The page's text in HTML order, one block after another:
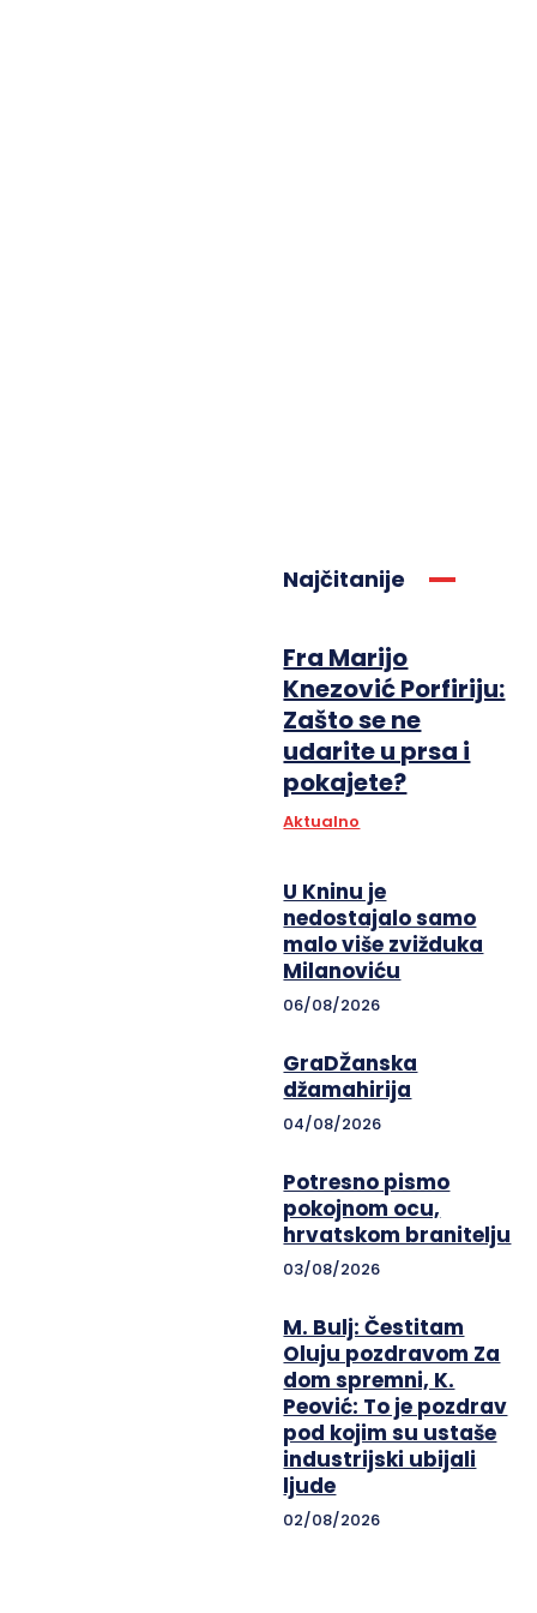
Najčitanije
Fra Marijo
Knezović Porfiriju:
Zašto se ne
udarite u prsa i
pokajete?
Aktualno
U Kninu je
nedostajalo samo
malo više zvižduka
Milanoviću
06/08/2026
GraDŽanska
džamahirija
04/08/2026
Potresno pismo
pokojnom ocu,
hrvatskom branitelju
03/08/2026
M. Bulj: Čestitam
Oluju pozdravom Za
dom spremni, K.
Peović: To je pozdrav
pod kojim su ustaše
industrijski ubijali
ljude
02/08/2026